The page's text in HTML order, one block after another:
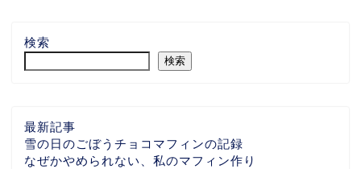
検索
検索
最新記事
雪の日のごぼうチョコマフィンの記録
なぜかやめられない、私のマフィン作り